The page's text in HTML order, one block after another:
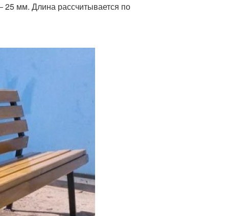
мм. Длина рассчитывается по